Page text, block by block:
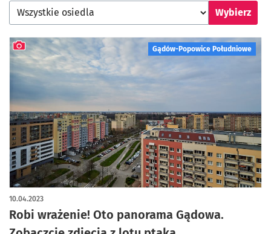
Wybierz osiedle Wybierz
Gądów-Popowice Południowe
Robi wrażenie! Oto panorama Gądowa.
10.04.2023
artykuł z galerią zdjęć